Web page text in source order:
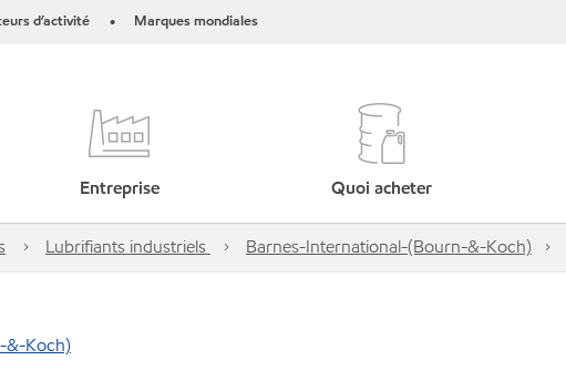
d’activité • Marques mondiales
Entreprise Quoi acheter
Lubrifiants industriels Barnes-International-(Bourn-&-Koch)
&-Koch)